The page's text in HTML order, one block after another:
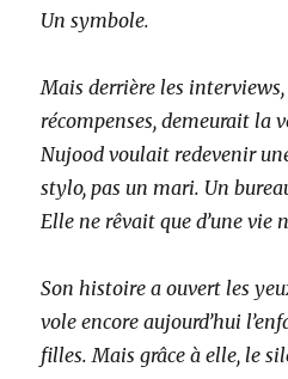
Un symbole.
Mais derrière les interviews,
récompenses, demeurait la
Nujood voulait redevenir
stylo, pas un mari. Un
Elle ne rêvait que d’une vie
Son histoire a ouvert les
vole encore aujourd’hui
filles. Mais grâce à elle, le